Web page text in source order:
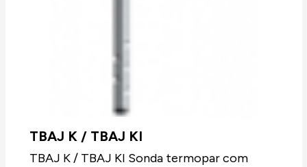
TBAJ K / TBAJ KI
TBAJ K / TBAJ KI Sonda termopar com